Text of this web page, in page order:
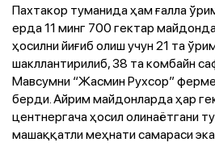
Пахтакор туманида ҳам ғалла
ерда 11 минг 700 гектар
ҳосилни йиғиб олиш учун 21 та
шакллантирилиб, 38 та комбайн
Мавсумни “Жасмин Рухсор”
берди. Айрим майдонларда ҳар
центнергача ҳосил олинаётгани
машаққатли меҳнати самараси